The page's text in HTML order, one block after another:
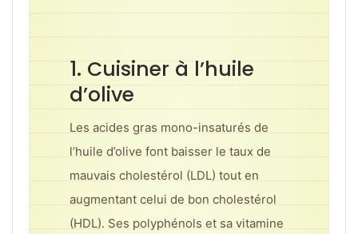
1. Cuisiner à l’huile
d’olive
Les acides gras mono-insaturés de
l’huile d’olive font baisser le taux de
mauvais cholestérol (LDL) tout en
augmentant celui de bon cholestérol
(HDL). Ses polyphénols et sa vitamine